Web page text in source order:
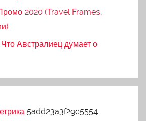
2020 (Travel Frames,
Что Австралиец думает о
5add23a3f29c5554